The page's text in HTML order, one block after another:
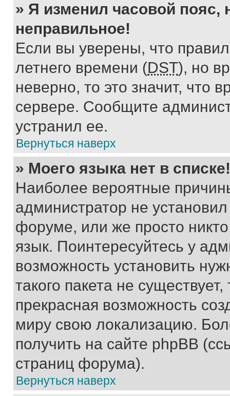
» Я изменил часовой пояс,
неправильное!
Если вы уверены, что
летнего времени (DST), но
неверно, то это значит, что
сервере. Сообщите
устранил ее.
Вернуться наверх
» Моего языка нет в списке!
Наиболее вероятные
администратор не
форуме, или же просто
язык. Поинтересуйтесь у
возможность установить
такого пакета не
прекрасная возможность
миру свою локализацию.
получить на сайте phpBB
страниц форума).
Вернуться наверх